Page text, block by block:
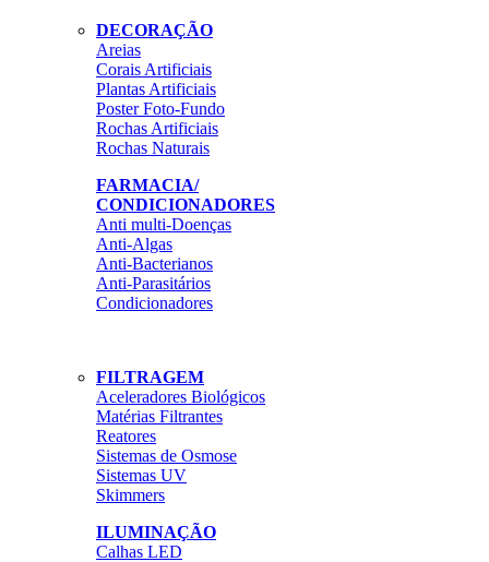
DECORAÇÃO
Areias
Corais Artificiais
Plantas Artificiais
Poster Foto-Fundo
Rochas Artificiais
Rochas Naturais
FARMACIA/
CONDICIONADORES
Anti multi-Doenças
Anti-Algas
Anti-Bacterianos
Anti-Parasitários
Condicionadores
FILTRAGEM
Aceleradores Biológicos
Matérias Filtrantes
Reatores
Sistemas de Osmose
Sistemas UV
Skimmers
ILUMINAÇÃO
Calhas LED